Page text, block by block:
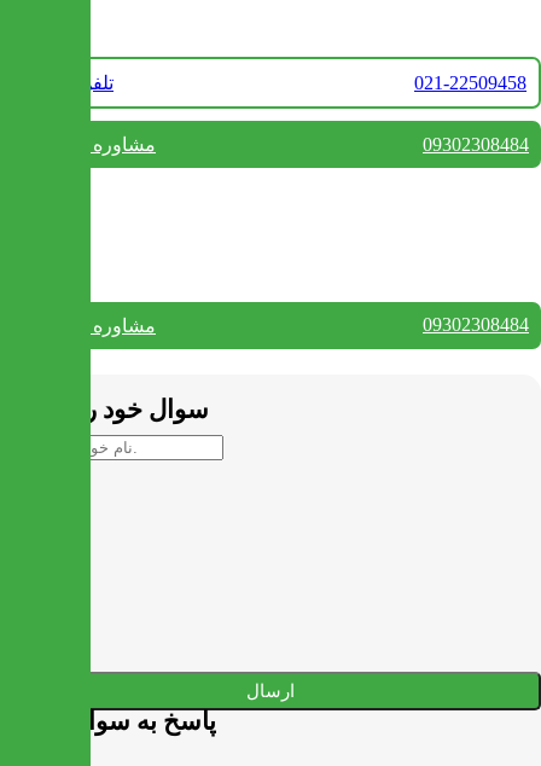
تلفن فروش 021-22509458
مشاوره واتس آپ 09302308484
مشاوره واتس آپ 09302308484
سوال خود را بپرسید
ارسال
پاسخ به سوالات شما